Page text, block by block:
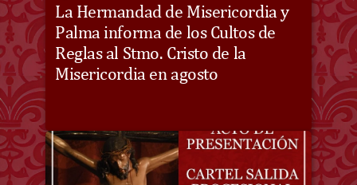
La Hermandad de Misericordia y
Palma informa de los Cultos de
Reglas al Stmo. Cristo de la
Misericordia en agosto